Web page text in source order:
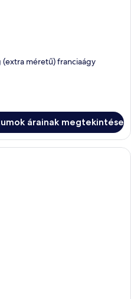
(extra méretű) franciaágy
árainak megtekintése